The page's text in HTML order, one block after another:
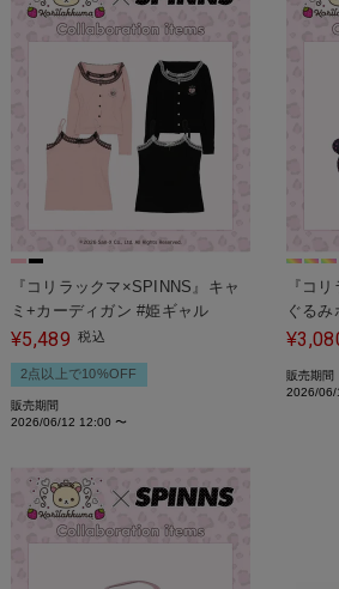
『コリラックマ×SPINNS』キャ
ミ+カーディガン #姫ギャル
¥5,489 税込
2点以上で10%OFF
販売期間
2026/06/12 12:00 〜
『コ
ぐる
¥
販売期間
2026/06/